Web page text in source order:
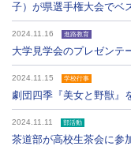
子）が県選手権大会でベ
2024.11.16 進路教育
大学見学会のプレゼンテ
2024.11.15 学校行事
劇団四季『美女と野獣』
2024.11.11 部活動
茶道部が高校生茶会に参